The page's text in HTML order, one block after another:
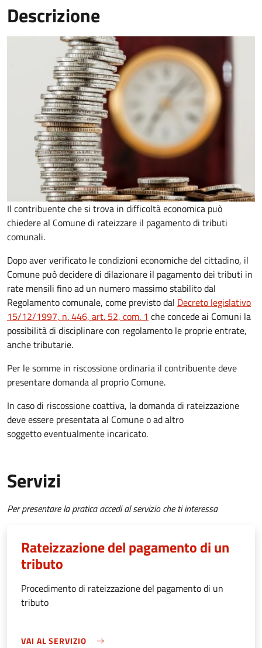
Descrizione
Il contribuente che si trova in difficoltà economica può
chiedere al Comune di rateizzare il pagamento di tributi
comunali.
Dopo aver verificato le condizioni economiche del cittadino, il
Comune può decidere di dilazionare il pagamento dei tributi in
rate mensili fino ad un numero massimo stabilito dal
Regolamento comunale, come previsto dal Decreto legislativo
15/12/1997, n. 446, art. 52, com. 1 che concede ai Comuni la
possibilità di disciplinare con regolamento le proprie entrate,
anche tributarie.
Per le somme in riscossione ordinaria il contribuente deve
presentare domanda al proprio Comune.
In caso di riscossione coattiva, la domanda di rateizzazione
deve essere presentata al Comune o ad altro
soggetto eventualmente incaricato.
Servizi
Per presentare la pratica accedi al servizio che ti interessa
Rateizzazione del pagamento di un
tributo
Procedimento di rateizzazione del pagamento di un
tributo
VAI AL SERVIZIO